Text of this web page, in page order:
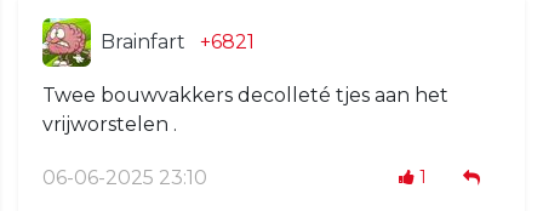
Brainfart +6821
Twee bouwvakkers decolleté tjes aan het
vrijworstelen .
06-06-2025 23:10 1